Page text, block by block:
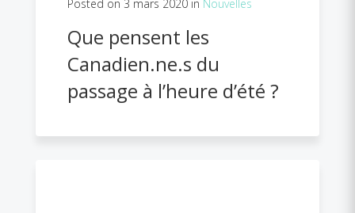
Posted on 3 mars 2020 in Nouvelles
Que pensent les
Canadien.ne.s du
passage à l’heure d’été ?